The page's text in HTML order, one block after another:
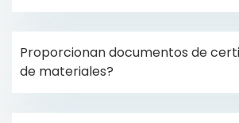
Proporcionan documentos de
de materiales?